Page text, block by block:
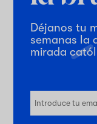
Déjanos tu
semanas la
mirada